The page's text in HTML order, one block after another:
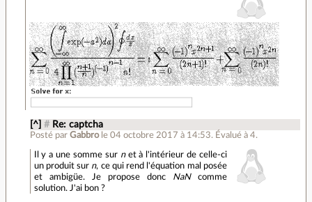
[^] # Re: captcha
Posté par Gabbro le 04 octobre 2017 à 14:53. Évalué à 4.
Il y a une somme sur net à l'intérieur de celle-ci
un produit sur n, ce qui rend l'équation mal posée
et ambigüe. Je propose donc NaNcomme
solution. J'ai bon ?